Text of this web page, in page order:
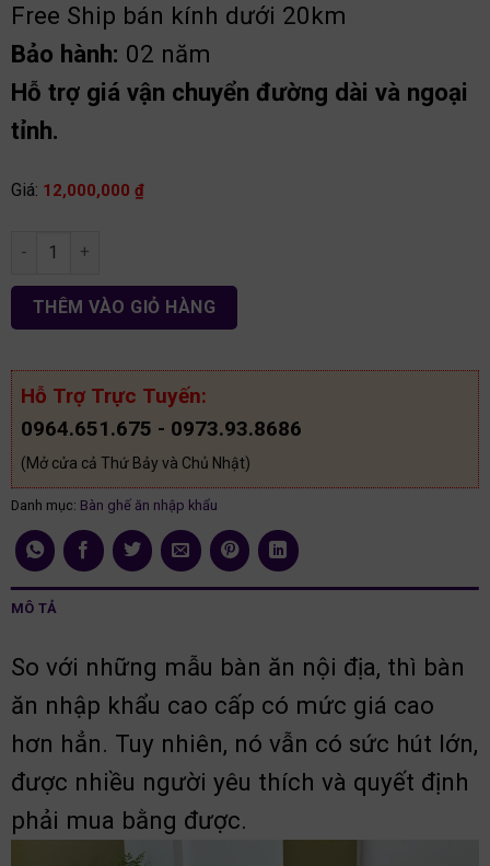
Free Ship bán kính dưới 20km
Bảo hành: 02 năm
Hỗ trợ giá vận chuyển đường dài và ngoại
tỉnh.
Giá: 12,000,000 ₫
Bộ bàn ăn nhập khẩu 8 ghế BA27 số lượng
THÊM VÀO GIỎ HÀNG
Hỗ Trợ Trực Tuyến:
0964.651.675 - 0973.93.8686
(Mở cửa cả Thứ Bảy và Chủ Nhật)
Danh mục: Bàn ghế ăn nhập khẩu
MÔ TẢ
So với những mẫu bàn ăn nội địa, thì bàn
ăn nhập khẩu cao cấp có mức giá cao
hơn hẳn. Tuy nhiên, nó vẫn có sức hút lớn,
được nhiều người yêu thích và quyết định
phải mua bằng được.